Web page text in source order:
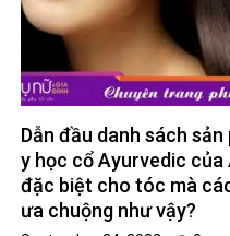
Dẫn đầu danh sách
y học cổ Ayurvedic
đặc biệt cho tóc mà
ưa chuộng như vậy?